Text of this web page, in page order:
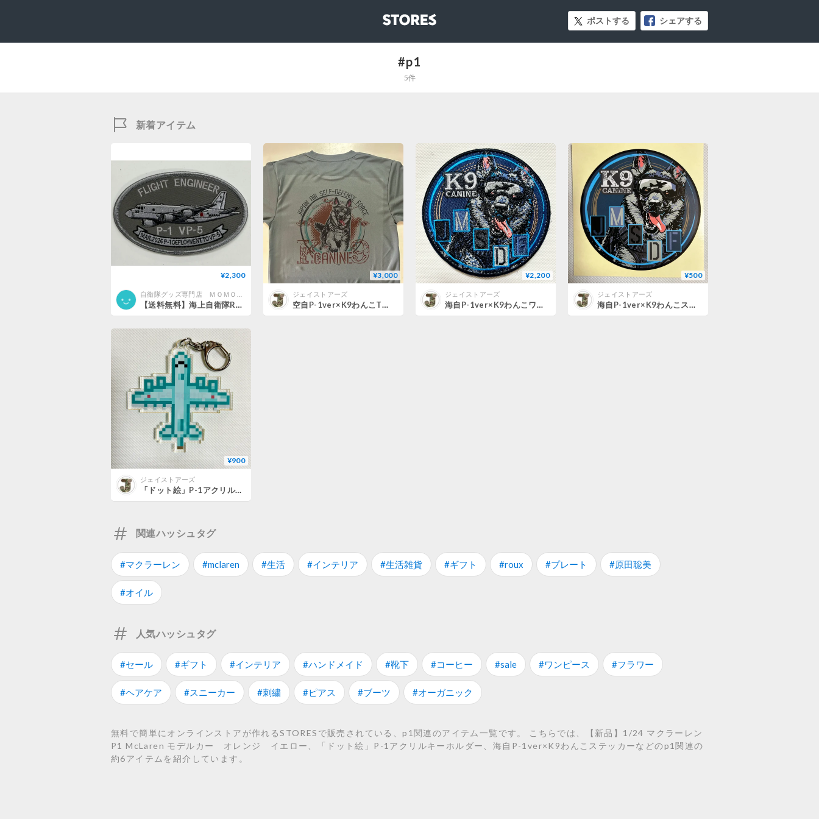
STORES ポストする シェアする
#p1
5件
新着アイテム
¥2,300
【送料無料】海上自衛隊RIMPAC2026 参加ワッペン （P-1対潜哨戒機 フライトエンジニアver）
¥3,000
ジェイストアーズ
空自P-1ver×K9わんこTシャツ（グレー）
¥2,200
ジェイストアーズ
海自P-1ver×K9わんこワッペン
¥500
ジェイストアーズ
海自P-1ver×K9わんこステッカー
¥900
ジェイストアーズ
「ドット絵」P-1アクリルキーホルダー
関連ハッシュタグ
#マクラーレン #mclaren #生活 #インテリア #生活雑貨 #ギフト #roux #プレート #原田聡美
#オイル
人気ハッシュタグ
#セール #ギフト #インテリア #ハンドメイド #靴下 #コーヒー #sale #ワンピース #フラワー
#ヘアケア #スニーカー #刺繍 #ピアス #ブーツ #オーガニック
無料で簡単にオンラインストアが作れるSTORESで販売されている、p1関連のアイテム一覧です。 こちらでは、【新品】1/24 マクラーレン
P1 McLaren モデルカー オレンジ イエロー、「ドット絵」P-1アクリルキーホルダー、海自P-1ver×K9わんこステッカーなどのp1関連の
約6アイテムを紹介しています。